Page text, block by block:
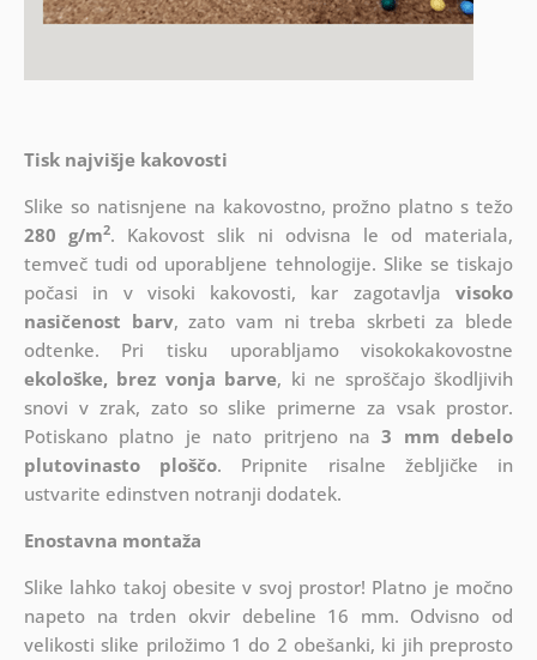
Tisk najvišje kakovosti
Slike so natisnjene na kakovostno, prožno platno s težo
280 g/m2. Kakovost slik ni odvisna le od materiala,
temveč tudi od uporabljene tehnologije. Slike se tiskajo
počasi in v visoki kakovosti, kar zagotavljavisoko
nasičenost barv, zato vam ni treba skrbeti za blede
odtenke. Pri tisku uporabljamo visokokakovostne
ekološke, brez vonja barve, ki ne sproščajo škodljivih
snovi v zrak, zato so slike primerne za vsak prostor.
Potiskano platno je nato pritrjeno na3 mm debelo
plutovinasto ploščo. Pripnite risalne žebljičke in
ustvarite edinstven notranji dodatek.
Enostavna montaža
Slike lahko takoj obesite v svoj prostor! Platno je močno
napeto na trden okvir debeline 16 mm. Odvisno od
velikosti slike priložimo 1 do 2 obešanki, ki jih preprosto